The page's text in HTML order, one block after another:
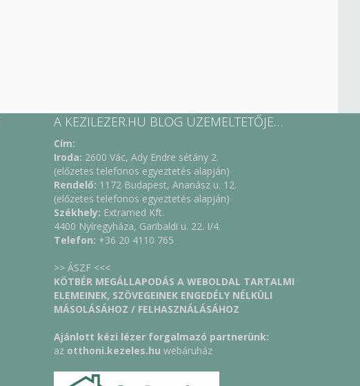
A KEZILEZER.HU BLOG ÜZEMELTETŐJE…
Cím:
Iroda: 2600 Vác, Ady Endre sétány 2.
(előzetes telefonos egyeztetés alapján)
Rendelő: 1172 Budapest, Ananász u. 12.
(előzetes telefonos egyeztetés alapján)
Székhely: Extramed Kft.
4400 Nyíregyháza, Garibaldi u. 22. I/4.
Telefon: +36 20 4110 765
>> ÁSZF <<<
KÖTBÉR MEGÁLLAPODÁS A WEBOLDAL TARTALMI
ELEMEINEK, SZÖVEGEINEK ENGEDÉLY NÉLKÜLI
MÁSOLÁSÁHOZ / FELHASZNÁLÁSÁHOZ
Ajánlott kézi lézer forgalmazó partnerünk:
az otthoni.kezeles.hu webáruház